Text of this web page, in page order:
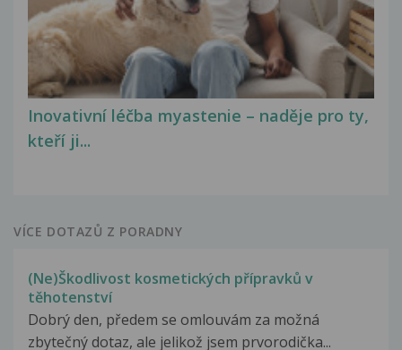
Inovativní léčba myastenie – naděje pro ty,
kteří ji...
VÍCE DOTAZŮ Z PORADNY
(Ne)Škodlivost kosmetických přípravků v
těhotenství
Dobrý den, předem se omlouvám za možná
zbytečný dotaz, ale jelikož jsem prvorodička...